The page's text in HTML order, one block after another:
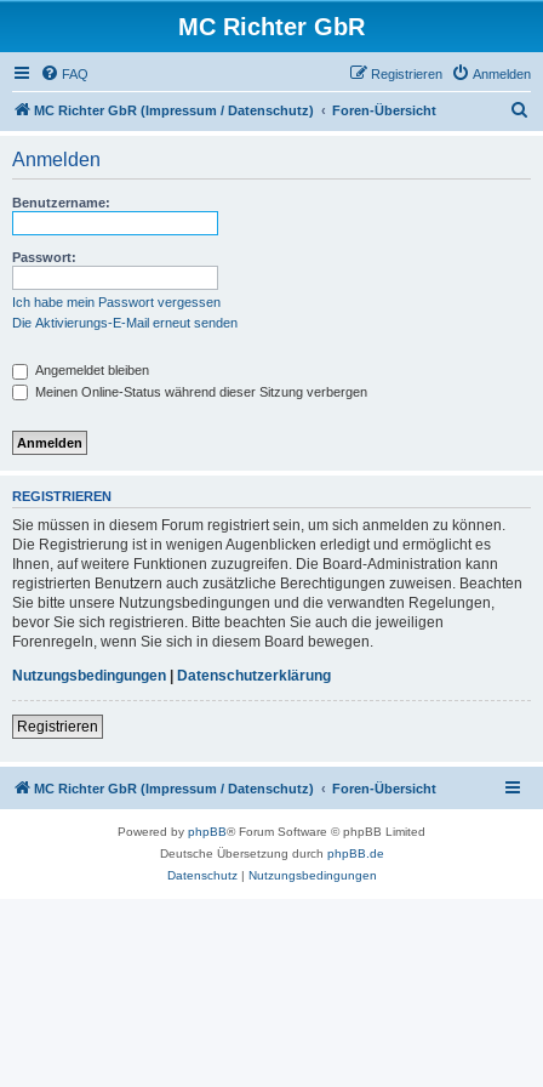
MC Richter GbR
FAQ Anmelden
Registrieren
MC Richter GbR (Impressum / Datenschutz) Foren-Übersicht
Anmelden
Benutzername:
Passwort:
Ich habe mein Passwort vergessen
Die Aktivierungs-E-Mail erneut senden
Angemeldet bleiben
Meinen Online-Status während dieser Sitzung verbergen
REGISTRIEREN
Sie müssen in diesem Forum registriert sein, um sich anmelden zu können.
Die Registrierung ist in wenigen Augenblicken erledigt und ermöglicht es
Ihnen, auf weitere Funktionen zuzugreifen. Die Board-Administration kann
registrierten Benutzern auch zusätzliche Berechtigungen zuweisen. Beachten
Sie bitte unsere Nutzungsbedingungen und die verwandten Regelungen,
bevor Sie sich registrieren. Bitte beachten Sie auch die jeweiligen
Forenregeln, wenn Sie sich in diesem Board bewegen.
Nutzungsbedingungen | Datenschutzerklärung
Registrieren
MC Richter GbR (Impressum / Datenschutz) Foren-Übersicht
Powered by phpBB® Forum Software © phpBB Limited
Deutsche Übersetzung durch phpBB.de
Datenschutz| Nutzungsbedingungen